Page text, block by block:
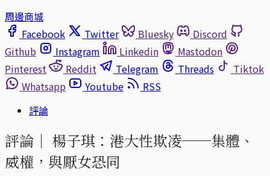
周邊商城
Facebook
Twitter Bluesky
Discord
Github
Instagram Linkedin
Mastodon
Pinterest
Reddit Telegram Threads
Tiktok
Whatsapp
Youtube
RSS
評論
評論｜ 楊子琪：港大性欺凌──集體、
威權，與厭女恐同